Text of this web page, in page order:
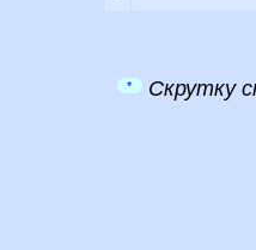
* Скрутку